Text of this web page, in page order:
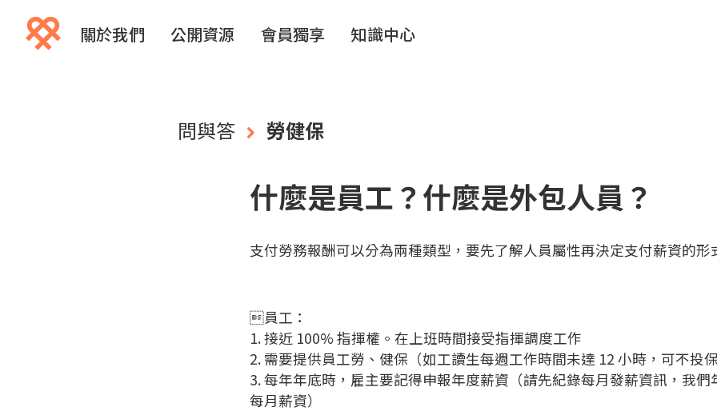
關於我們 公開資源 會員獨享 知識中心
問與答 勞健保
什麼是員工？什麼是外包人員？
支付勞務報酬可以分為兩種類型，要先了解人員屬性再決定支付薪資的形
員工：
1. 接近 100% 指揮權。在上班時間接受指揮調度工作
2. 需要提供員工勞、健保（如工讀生每週工作時間未達 12 小時，可不投
3. 每年年底時，雇主要記得申報年度薪資（請先紀錄每月發薪資訊，我
每月薪資）